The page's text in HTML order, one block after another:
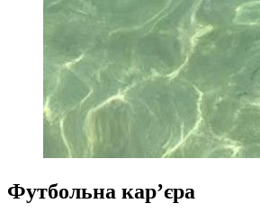
Футбольна кар’єра